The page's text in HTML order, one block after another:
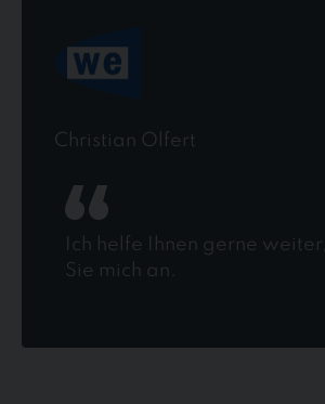
Christian Olfert
Ich helfe Ihnen gerne
Sie mich an.